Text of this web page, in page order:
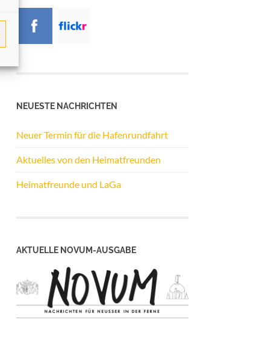
NEUESTE NACHRICHTEN
Neuer Termin für die Hafenrundfahrt
Aktuelles von den Heimatfreunden
Heimatfreunde und LaGa
AKTUELLE NOVUM-AUSGABE